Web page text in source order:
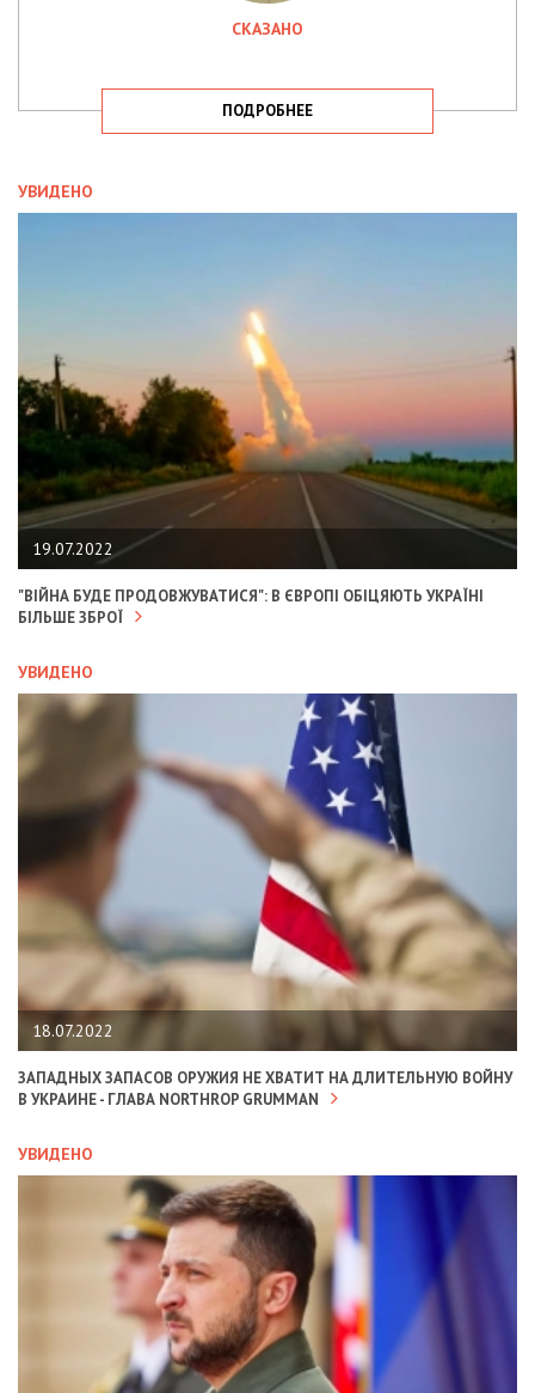
СКАЗАНО
ПОДРОБНЕЕ
УВИДЕНО
19.07.2022
"ВІЙНА БУДЕ ПРОДОВЖУВАТИСЯ": В ЄВРОПІ ОБІЦЯЮТЬ УКРАЇНІ
БІЛЬШЕ ЗБРОЇ
УВИДЕНО
18.07.2022
ЗАПАДНЫХ ЗАПАСОВ ОРУЖИЯ НЕ ХВАТИТ НА ДЛИТЕЛЬНУЮ ВОЙНУ
В УКРАИНЕ - ГЛАВА NORTHROP GRUMMAN
УВИДЕНО